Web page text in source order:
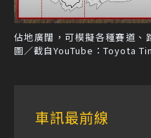
佔地廣闊，可模擬各種賽道、
圖／截自YouTube：Toyota
車訊最前線